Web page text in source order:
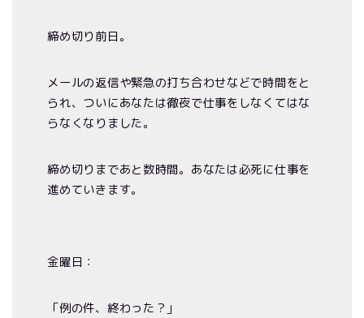
締め切り前日。
メールの返信や緊急の打ち合わせなどで時間をと
られ、ついにあなたは徹夜で仕事をしなくてはな
らなくなりました。
締め切りまであと数時間。あなたは必死に仕事を
進めていきます。
金曜日：
「例の件、終わった？」